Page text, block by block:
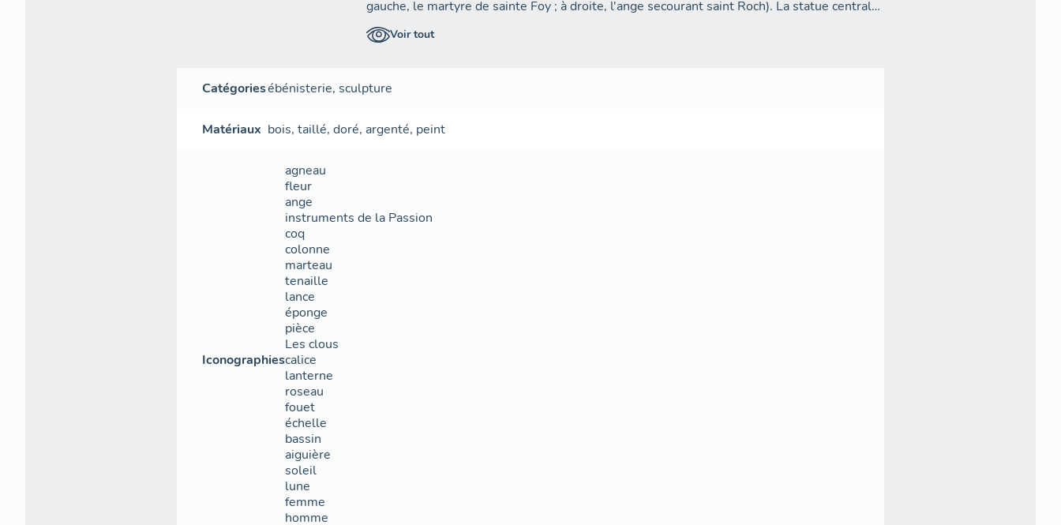
gauche, le martyre de sainte Foy ; à droite, l'ange secourant saint Roch). La statue centrale
portant sa main gauche sur sa poitrine, soutenant de sa main droite le corps du Christ
vives (bleus, verts, rouges) en plus des teintes claires pour les carnations, des dorures
historiés inférieurs).
Voir tout
Catégoriesébénisterie,sculpture
Matériaux bois,taillé,doré, argenté, peint
Iconographies
agneau
fleur
ange
instruments de la Passion
coq
colonne
marteau
tenaille
lance
éponge
pièce
Les clous
calice
lanterne
roseau
fouet
échelle
bassin
aiguière
soleil
lune
femme
homme